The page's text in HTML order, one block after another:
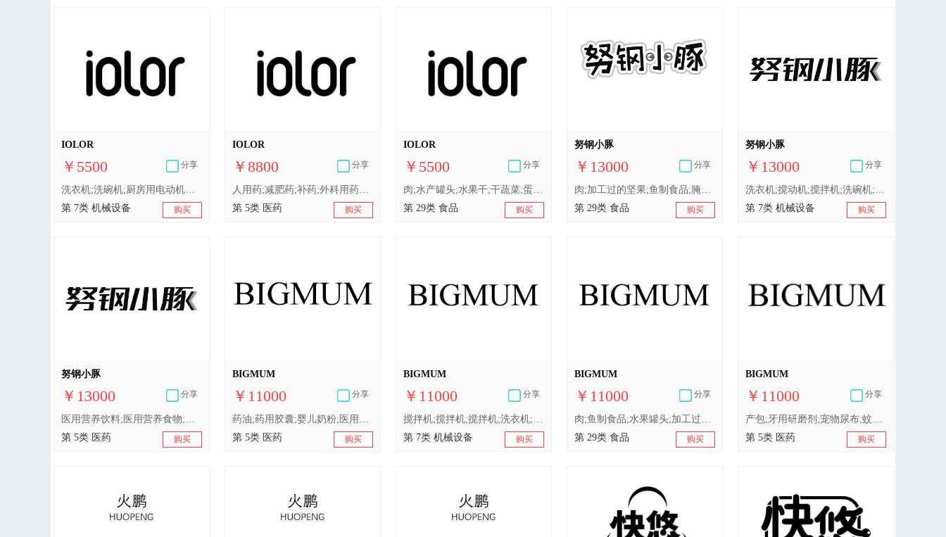
IOLOR
￥5500 分享
洗衣机;洗碗机;厨房用电动机器;农业机械;家用电动食品真空密封机;起重机;空气冷凝器;搅拌机;搅拌机;搅拌机;电动清洁机械和设备;发电机
第 7类 机械设备
购买
IOLOR
￥8800 分享
人用药;减肥药;补药;外科用药膏;医用营养品;宠物尿布;兽医用药
第 5类 医药
购买
IOLOR
￥5500 分享
肉;水产罐头;水果干;干蔬菜;蛋;牛奶制品;奶粉;食用油;加工过的坚果;干食用菌
第 29类 食品
购买
努钢小豚
￥13000 分享
肉;加工过的坚果;鱼制食品;腌制水果;食用油;腐竹;肉罐头;牛奶;干食用菌;腌制蔬菜
第 29类 食品
购买
努钢小豚
￥13000 分享
洗衣机;搅动机;搅拌机;洗碗机;家用非手动研磨机;非手动磨咖啡机;食品加工机（电动）;电动榨果汁机;家用豆浆机;家用切肉机;家用切菜机;干洗机
第 7类 机械设备
购买
努钢小豚
￥13000 分享
医用营养饮料;医用营养食物;医用麦乳精饮料;医用白朊食品;医用白朊制剂;婴儿含乳面粉;医用冻干食物;婴儿食品;医用营养品;营养补充剂;矿物质食品补充剂;蛋白质膳食补充剂;婴儿配方奶粉;婴儿奶粉;葡萄糖膳食补充剂;酵母膳食补充剂
第 5类 医药
购买
BIGMUM
￥11000 分享
药油;药用胶囊;婴儿奶粉;医用酶;婴儿含乳面粉;婴儿尿裤;鱼肝油;婴儿尿布;医用棉签;婴儿食品;婴儿配方奶粉
第 5类 医药
购买
BIGMUM
￥11000 分享
搅拌机;搅拌机;搅拌机;洗衣机;电控拉窗帘装置;自动售货机;3D打印机;电动擦鞋机;真空吸尘器;电动剪刀;电动榨果汁机;电动榨果汁机;电动榨果汁机;洗碗机
第 7类 机械设备
购买
BIGMUM
￥11000 分享
肉;鱼制食品;水果罐头;加工过的水果;汤;蛋;奶;食用油;食用果冻;加工过的花生;木耳;豆腐
第 29类 食品
购买
BIGMUM
￥11000 分享
产包;牙用研磨剂;宠物尿布;蚊香;杀寄生虫剂;杀螨剂;杀虫剂;婴儿用一次性游泳尿裤;药枕
第 5类 医药
购买